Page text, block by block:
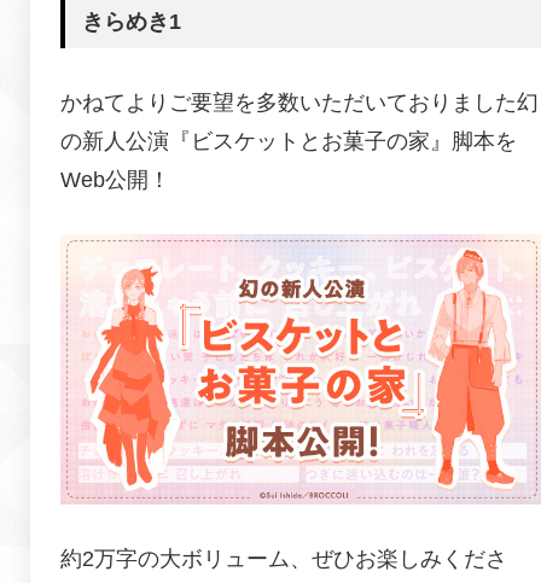
きらめき1
かねてよりご要望を多数いただいておりました幻
の新人公演『ビスケットとお菓子の家』脚本を
Web公開！
約2万字の大ボリューム、ぜひお楽しみくださ